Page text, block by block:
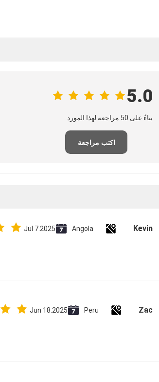
5.0
بناءً على 50 مراجعة لهذا المورد
اكتب مراجعة
Kevin
Angola
Jul 7.2025
Zac
Peru
Jun 18.2025